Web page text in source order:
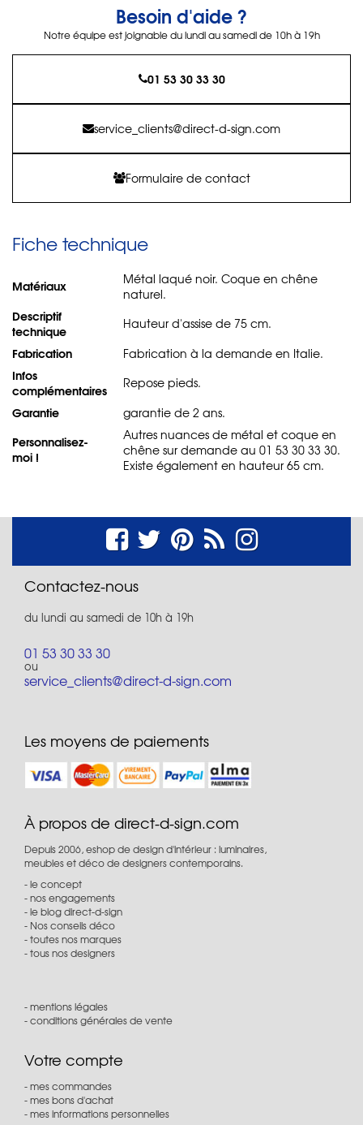
Besoin d'aide ?
Notre équipe est joignable du lundi au samedi de 10h à 19h
01 53 30 33 30
service_clients@direct-d-sign.com
Formulaire de contact
Fiche technique
Matériaux
Métal laqué noir. Coque en chêne
naturel.
Descriptif
technique
Hauteur d'assise de 75 cm.
Fabrication Fabrication à la demande en Italie.
Infos
complémentaires
Repose pieds.
Garantie garantie de 2 ans.
Personnalisez-
moi !
Autres nuances de métal et coque en
chêne sur demande au 01 53 30 33 30.
Existe également en hauteur 65 cm.
Contactez-nous
du lundi au samedi de 10h à 19h
01 53 30 33 30
ou
service_clients@direct-d-sign.com
Les moyens de paiements
À propos de direct-d-sign.com
Depuis 2006, eshop de design d'intérieur : luminaires,
meubles et déco de designers contemporains.
le concept
nos engagements
le blog direct-d-sign
Nos conseils déco
toutes nos marques
tous nos designers
mentions légales
conditions générales de vente
Votre compte
mes commandes
mes bons d'achat
mes informations personnelles